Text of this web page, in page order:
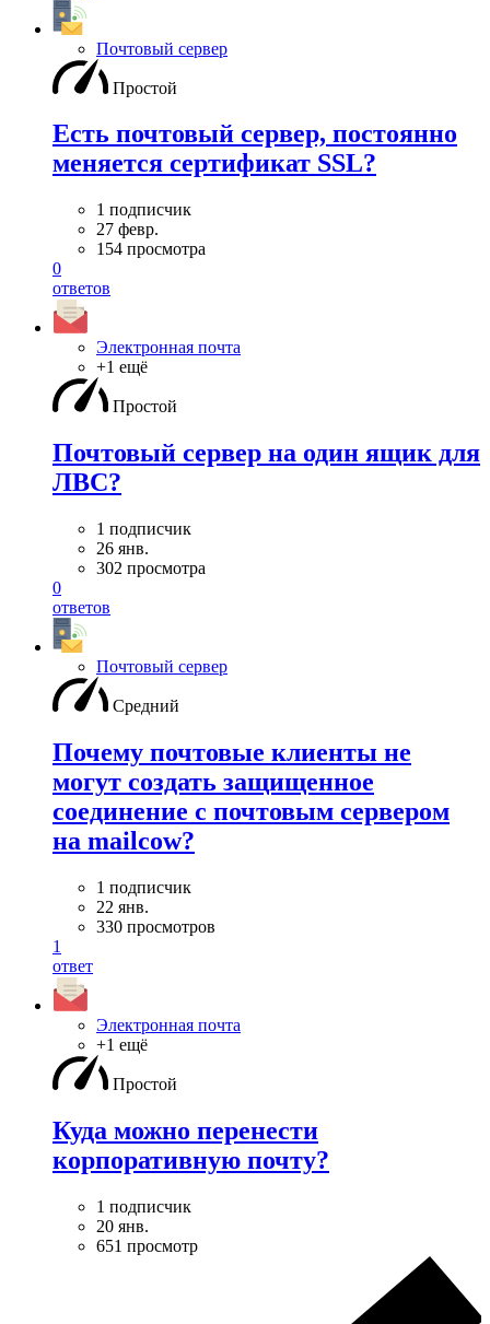
Почтовый сервер
Простой
Есть почтовый сервер, постоянно
меняется сертификат SSL?
1 подписчик
27 февр.
154 просмотра
0
ответов
Электронная почта
+1 ещё
Простой
Почтовый сервер на один ящик для
ЛВС?
1 подписчик
26 янв.
302 просмотра
0
ответов
Почтовый сервер
Средний
Почему почтовые клиенты не
могут создать защищенное
соединение с почтовым сервером
на mailcow?
1 подписчик
22 янв.
330 просмотров
1
ответ
Электронная почта
+1 ещё
Простой
Куда можно перенести
корпоративную почту?
1 подписчик
20 янв.
651 просмотр